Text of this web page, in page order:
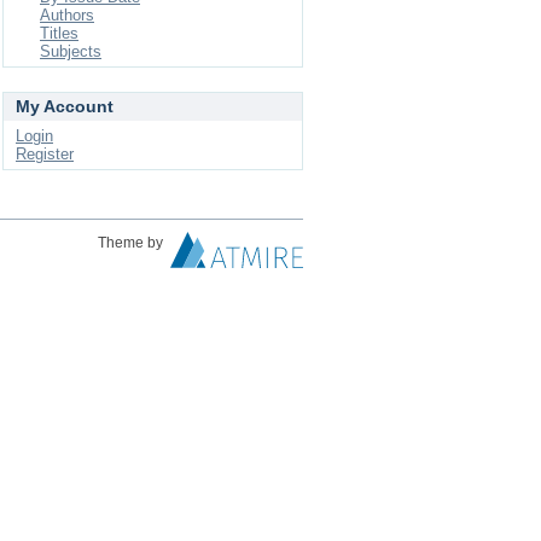
Authors
Titles
Subjects
My Account
Login
Register
Theme by